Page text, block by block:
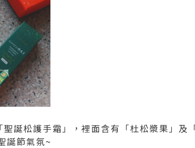
誕松護手霜」，裡面含有「杜松漿果」及
誕節氣氛~